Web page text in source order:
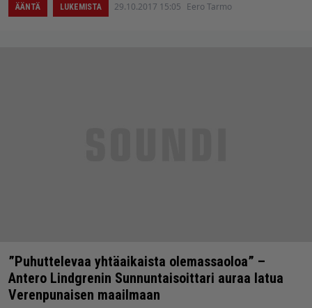
ÄÄNTÄ LUKEMISTA 29.10.2017 15:05 Eero Tarmo
”Puhuttelevaa yhtäaikaista olemassaoloa” –
Antero Lindgrenin Sunnuntaisoittari auraa latua
Verenpunaisen maailmaan